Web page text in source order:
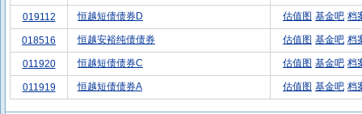
019112 恒越短债债券D 估值图 基金吧 档
018516 恒越安裕纯债债券 估值图 基金吧 档
011920 恒越短债债券C 估值图 基金吧 档
011919 恒越短债债券A 估值图 基金吧 档